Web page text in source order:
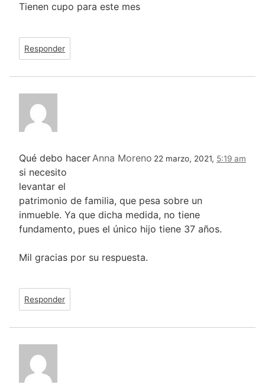
Tienen cupo para este mes
Responder
Anna Moreno 22 marzo, 2021, 5:19 am
Qué debo hacer
si necesito
levantar el
patrimonio de familia, que pesa sobre un
inmueble. Ya que dicha medida, no tiene
fundamento, pues el único hijo tiene 37 años.
Mil gracias por su respuesta.
Responder